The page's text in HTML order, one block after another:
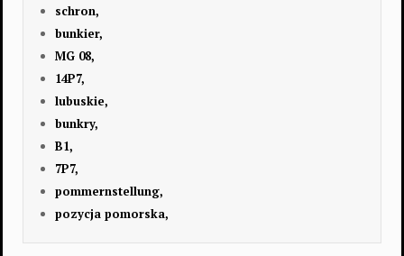
schron,
bunkier,
MG 08,
14P7,
lubuskie,
bunkry,
B1,
7P7,
pommernstellung,
pozycja pomorska,